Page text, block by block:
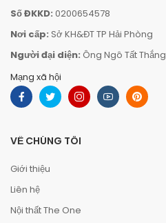
Số ĐKKD: 0200654578
Nơi cấp: Sở KH&ĐT TP Hải Phòng
Người đại diện: Ông Ngô Tất Thắng
Mạng xã hội
VỀ CHÚNG TÔI
Giới thiệu
Liên hệ
Nội thất The One